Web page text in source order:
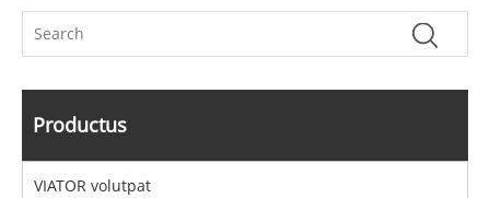
Productus
VIATOR volutpat